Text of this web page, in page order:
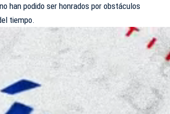
han podido ser honrados por obstáculos
tiempo.